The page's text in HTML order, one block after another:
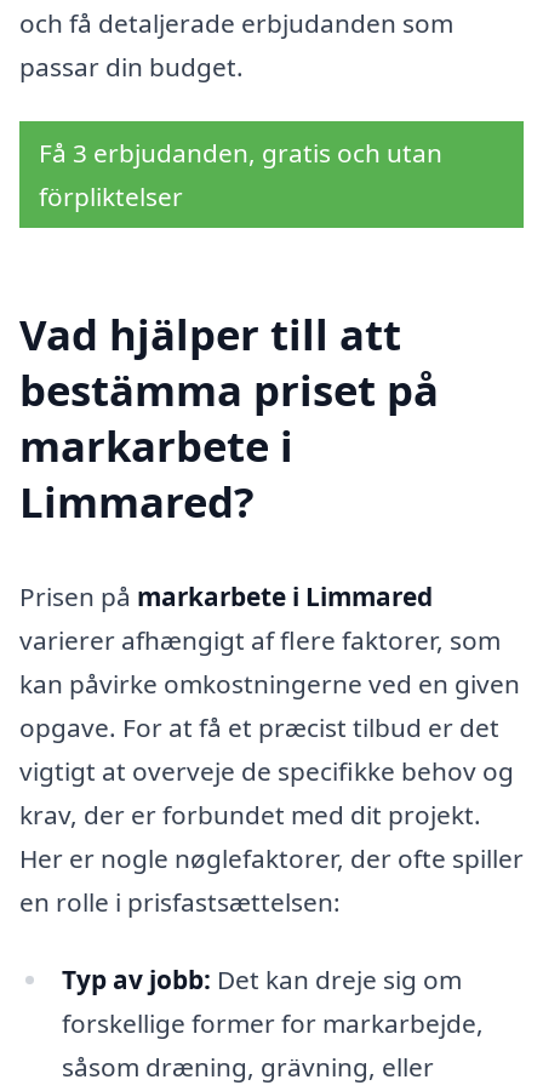
och få detaljerade erbjudanden som
passar din budget.
Få 3 erbjudanden, gratis och utan
förpliktelser
Vad hjälper till att
bestämma priset på
markarbete i
Limmared?
Prisen på markarbete i Limmared
varierer afhængigt af flere faktorer, som
kan påvirke omkostningerne ved en given
opgave. For at få et præcist tilbud er det
vigtigt at overveje de specifikke behov og
krav, der er forbundet med dit projekt.
Her er nogle nøglefaktorer, der ofte spiller
en rolle i prisfastsættelsen:
Typ av jobb: Det kan dreje sig om
forskellige former for markarbejde,
såsom dræning, grävning, eller